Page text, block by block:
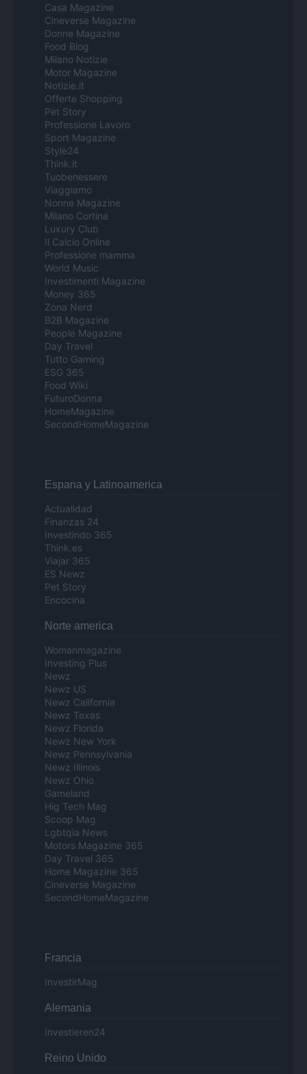
Casa Magazine
Cineverse Magazine
Donne Magazine
Food Blog
Milano Notizie
Motor Magazine
Notizie.it
Offerte Shopping
Pet Story
Professione Lavoro
Sport Magazine
Style24
Think.it
Tuobenessere
Viaggiamo
Nonne Magazine
Milano Cortina
Luxury Club
Il Calcio Online
Professione mamma
World Music
Investimenti Magazine
Money 365
Zona Nerd
B2B Magazine
People Magazine
Day Travel
Tutto Gaming
ESG 365
Food Wiki
FuturoDonna
HomeMagazine
SecondHomeMagazine
Espana y Latinoamerica
Actualidad
Finanzas 24
Investindo 365
Think.es
Viajar 365
ES Newz
Pet Story
Encocina
Norte america
Womanmagazine
Investing Plus
Newz
Newz US
Newz California
Newz Texas
Newz Florida
Newz New York
Newz Pennsylvania
Newz Illinois
Newz Ohio
Gameland
Hig Tech Mag
Scoop Mag
Lgbtqia News
Motors Magazine 365
Day Travel 365
Home Magazine 365
Cineverse Magazine
SecondHomeMagazine
Francia
InvestirMag
Alemania
Investieren24
Reino Unido